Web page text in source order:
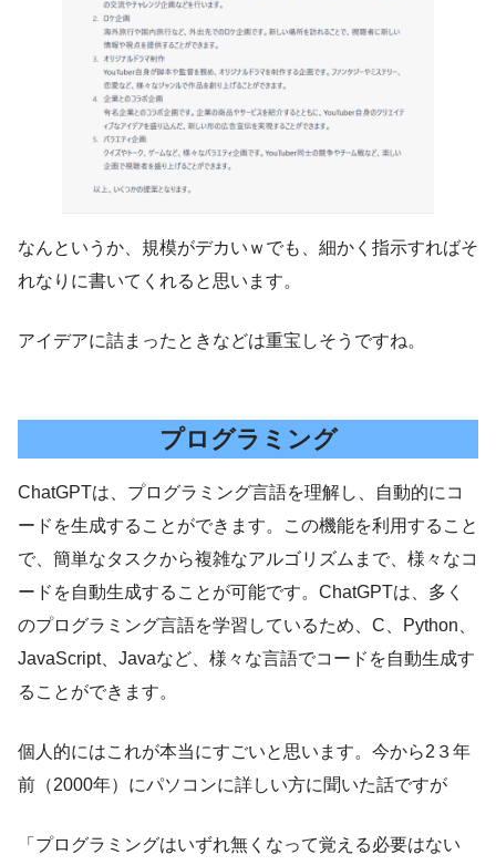
なんというか、規模がデカいｗでも、細かく指示すればそ
れなりに書いてくれると思います。
アイデアに詰まったときなどは重宝しそうですね。
プログラミング
ChatGPTは、プログラミング言語を理解し、自動的にコ
ードを生成することができます。この機能を利用すること
で、簡単なタスクから複雑なアルゴリズムまで、様々なコ
ードを自動生成することが可能です。ChatGPTは、多く
のプログラミング言語を学習しているため、C、Python、
JavaScript、Javaなど、様々な言語でコードを自動生成す
ることができます。
個人的にはこれが本当にすごいと思います。今から2３年
前（2000年）にパソコンに詳しい方に聞いた話ですが
「プログラミングはいずれ無くなって覚える必要はない